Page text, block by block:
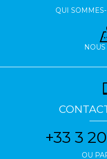
QUI
NOUS
+33 3
OU